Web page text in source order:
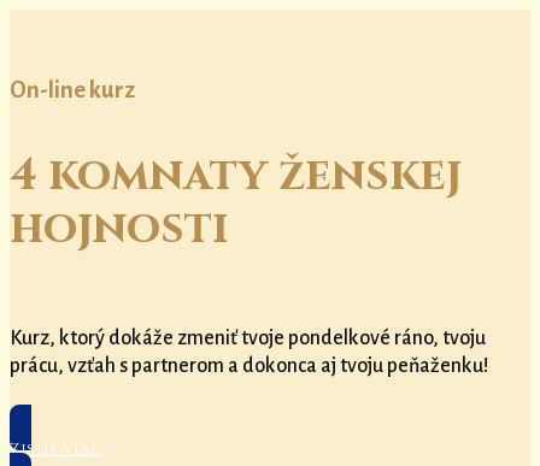
On-line kurz
4 komnaty ženskej
hojnosti
Kurz, ktorý dokáže zmeniť tvoje pondelkové ráno, tvoju
prácu, vzťah s partnerom a dokonca aj tvoju peňaženku!
Zistiť viac